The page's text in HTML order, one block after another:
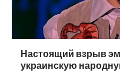
Настоящий взрыв
украинскую